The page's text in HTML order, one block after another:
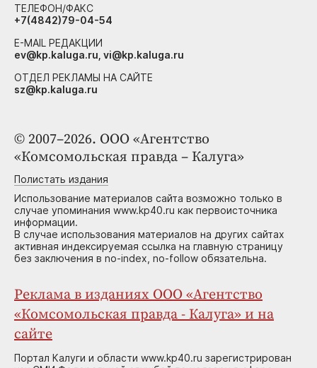
© 2007–2026. ООО «Агентство
«Комсомольская правда – Калуга»
Полистать издания
Использование материалов сайта возможно только в
случае упоминания www.kp40.ru как первоисточника
информации.
В случае использования материалов на других сайтах
активная индексируемая ссылка на главную страницу
без заключения в no-index, no-follow обязательна.
Реклама в изданиях ООО «Агентство
«Комсомольская правда - Калуга» и на
сайте
Портал Калуги и области www.kp40.ru зарегистрирован
ТЕЛЕФОН/ФАКС
+7(4842)79-04-54
E-MAIL РЕДАКЦИИ
ev@kp.kaluga.ru, vi@kp.kaluga.ru
ОТДЕЛ РЕКЛАМЫ НА САЙТЕ
sz@kp.kaluga.ru